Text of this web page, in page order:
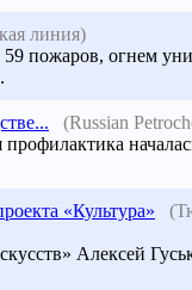
линия)
пожаров, огнем
(Russian
«Культура»
Алексей